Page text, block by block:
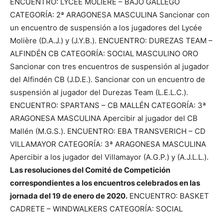
CATEGORÍA: 2ª ARAGONESA MASCULINA Sancionar con
un encuentro de suspensión a los jugadores del Lycée
Molière (D.A.J.) y (J.Y.B.). ENCUENTRO: DUREZAS TEAM –
ALFINDÉN CB CATEGORÍA: SOCIAL MASCULINO ORO
Sancionar con tres encuentros de suspensión al jugador
del Alfindén CB (J.D.E.). Sancionar con un encuentro de
suspensión al jugador del Durezas Team (L.E.L.C.).
ENCUENTRO: SPARTANS – CB MALLÉN CATEGORÍA: 3ª
ARAGONESA MASCULINA Apercibir al jugador del CB
Mallén (M.G.S.). ENCUENTRO: EBA TRANSVERICH – CD
VILLAMAYOR CATEGORÍA: 3ª ARAGONESA MASCULINA
Apercibir a los jugador del Villamayor (A.G.P.) y (A.J.L.L.).
Las resoluciones del Comité de Competición
correspondientes a los encuentros celebrados en las
jornada del 19 de enero de 2020. ENCUENTRO: BASKET
CADRETE – WINDWALKERS CATEGORÍA: SOCIAL